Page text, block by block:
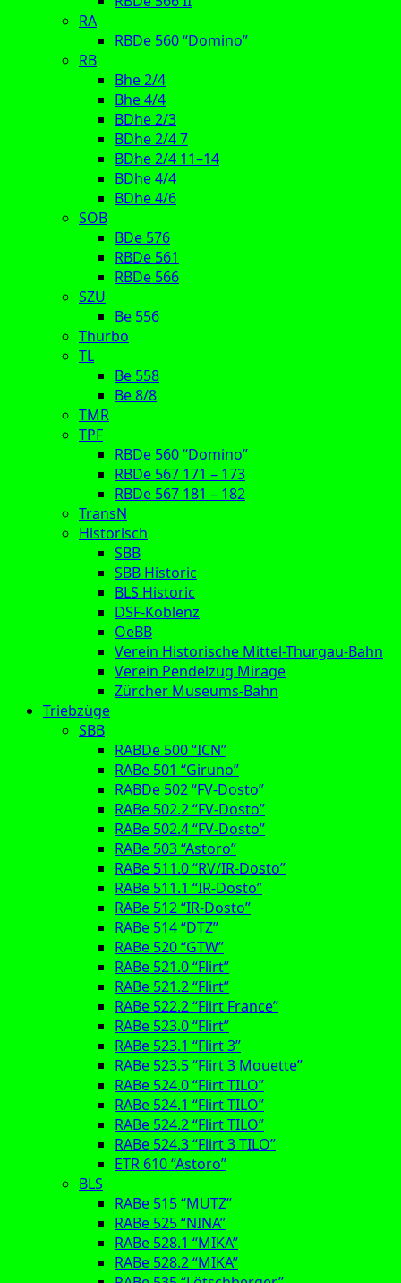
RA
RBDe 560 “Domino”
RB
Bhe 2/4
Bhe 4/4
BDhe 2/3
BDhe 2/4 7
BDhe 2/4 11–14
BDhe 4/4
BDhe 4/6
SOB
BDe 576
RBDe 561
RBDe 566
SZU
Be 556
Thurbo
TL
Be 558
Be 8/8
TMR
TPF
RBDe 560 “Domino”
RBDe 567 171 – 173
RBDe 567 181 – 182
TransN
Historisch
SBB
SBB Historic
BLS Historic
DSF-Koblenz
OeBB
Verein Historische Mittel-Thurgau-Bahn
Verein Pendelzug Mirage
Zürcher Museums-Bahn
Triebzüge
SBB
RABDe 500 “ICN”
RABe 501 “Giruno”
RABDe 502 “FV-Dosto”
RABe 502.2 “FV-Dosto”
RABe 502.4 “FV-Dosto”
RABe 503 “Astoro”
RABe 511.0 “RV/IR-Dosto”
RABe 511.1 “IR-Dosto”
RABe 512 “IR-Dosto”
RABe 514 “DTZ”
RABe 520 “GTW”
RABe 521.0 “Flirt”
RABe 521.2 “Flirt”
RABe 522.2 “Flirt France”
RABe 523.0 “Flirt”
RABe 523.1 “Flirt 3”
RABe 523.5 “Flirt 3 Mouette”
RABe 524.0 “Flirt TILO”
RABe 524.1 “Flirt TILO”
RABe 524.2 “Flirt TILO”
RABe 524.3 “Flirt 3 TILO”
ETR 610 “Astoro”
BLS
RABe 515 “MUTZ”
RABe 525 “NINA”
RABe 528.1 “MIKA”
RABe 528.2 “MIKA”